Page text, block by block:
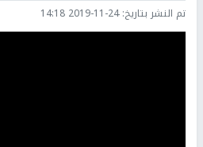
تم النشر بتاريخ:2019-11-24 14:18